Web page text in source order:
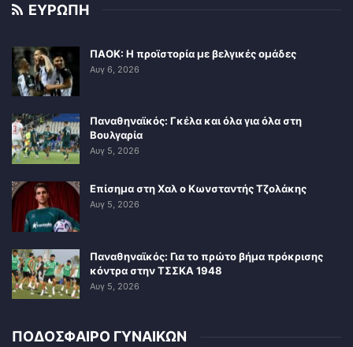
ΕΥΡΩΠΗ
ΠΑΟΚ: Η προϊστορία με βελγικές ομάδες
Αυγ 6, 2026
Παναθηναϊκός: Γκέλα και όλα για όλα στη
Βουλγαρία
Αυγ 5, 2026
Επίσημα στη Χαλ ο Κωνσταντής Τζολάκης
Αυγ 5, 2026
Παναθηναϊκός: Για το πρώτο βήμα πρόκρισης
κόντρα στην ΤΣΣΚΑ 1948
Αυγ 5, 2026
ΠΟΔΟΣΦΑΙΡΟ ΓΥΝΑΙΚΩΝ